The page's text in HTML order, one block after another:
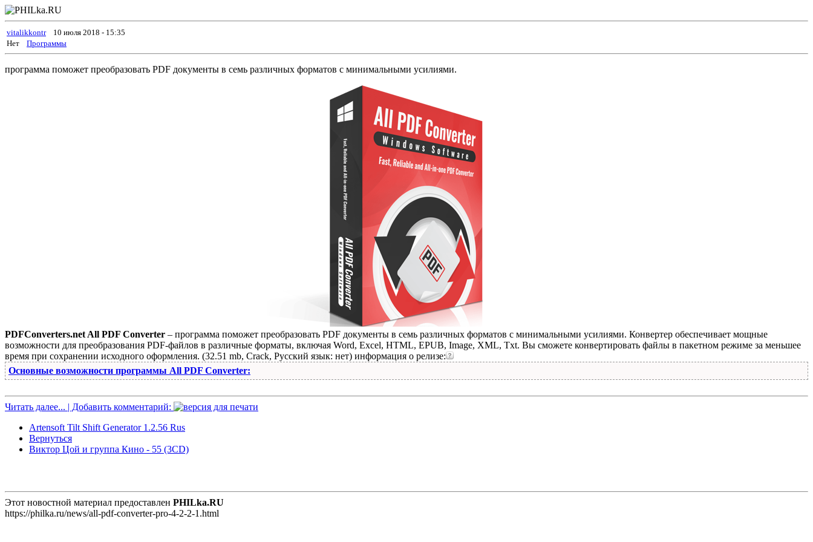
vitalikkontr
10 июля 2018 - 15:35
Нет
Программы
программа поможет преобразовать PDF документы в семь различных форматов с минимальными усилиями.
PDFConverters.net All PDF Converter – программа поможет преобразовать PDF документы в семь различных форматов с минимальными усилиями. Конвертер обеспечивает мощные
возможности для преобразования PDF-файлов в различные форматы, включая Word, Excel, HTML, EPUB, Image, XML, Txt. Вы сможете конвертировать файлы в пакетном режиме за меньшее
время при сохранении исходного оформления. (32.51 mb, Crack, Русский язык: нет) информация о релизе:
Основные возможности программы All PDF Converter:
Читать далее... | Добавить комментарий:
Artensoft Tilt Shift Generator 1.2.56 Rus
Вернуться
Виктор Цой и группа Кино - 55 (3CD)
Этот новостной материал предоставлен PHILka.RU
https://philka.ru/news/all-pdf-converter-pro-4-2-2-1.html